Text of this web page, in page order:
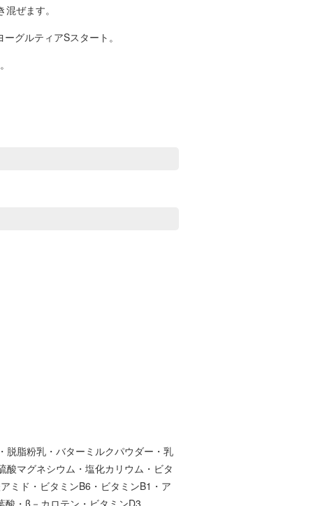
ぜます。
グルティアSスタート。
脱脂粉乳・バターミルクパウダー・乳
マグネシウム・塩化カリウム・ビタ
ミド・ビタミンB6・ビタミンB1・ア
・β－カロテン・ビタミンD3